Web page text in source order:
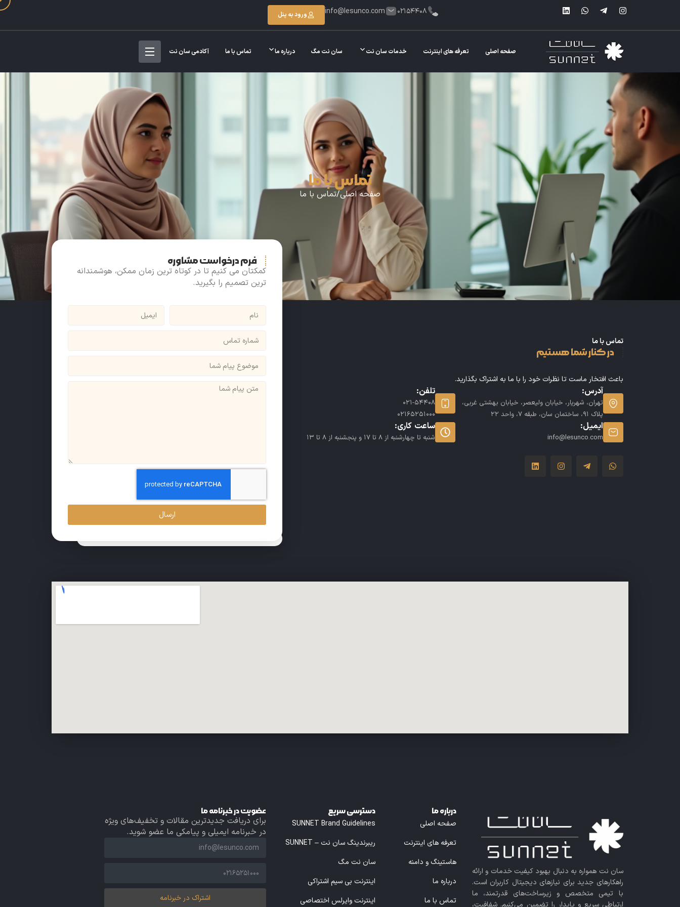
02154408
info@lesunco.com ورود به پنل
صفحه اصلی تعرفه های اینترنت خدمات سان نت سان نت مگ درباره ما تماس با ما آکادمی سان نت
تماس با ما
صفحه اصلی/تماس با ما
تماس با ما
در کنار شما هستیم
باعث افتخار ماست تا نظرات خود را با ما به اشتراک بگذارید.
آدرس:
تهران، شهریار، خیابان ولیعصر، خیابان بهشتی غربی،
پلاک 91، ساختمان سان، طبقه 7، واحد 22
تلفن:
021-54408
02165251000
ایمیل:
info@lesunco.com
ساعت کاری:
شنبه تا چهارشنبه از 8 تا 17 و پنجشنبه از 8 تا 13
فرم درخواست مشاوره
کمکتان می کنیم تا در کوتاه ترین زمان ممکن، هوشمندانه
ترین تصمیم را بگیرید.
ارسال
سان نت همواره به دنبال بهبود کیفیت خدمات و ارائه
راهکارهای جدید برای نیازهای دیجیتال کاربران است.
با تیمی متخصص و زیرساخت‌های قدرتمند، ما
ارتباطی سریع و پایدار را تضمین می‌کنیم. شفافیت،
درباره ما
صفحه اصلی
تعرفه های اینترنت
هاستینگ و دامنه
درباره ما
تماس با ما
دسترسی سریع
SUNNET Brand Guidelines
ریبرندینگ سان نت – SUNNET
سان نت مگ
اینترنت بی سیم اشتراکی
اینترنت وایرلس اختصاصی
عضویت در خبرنامه ما
برای دریافت جدیدترین مقالات و تخفیف‌های ویژه
در خبرنامه ایمیلی و پیامکی ما عضو شوید.
اشتراک در خبرنامه